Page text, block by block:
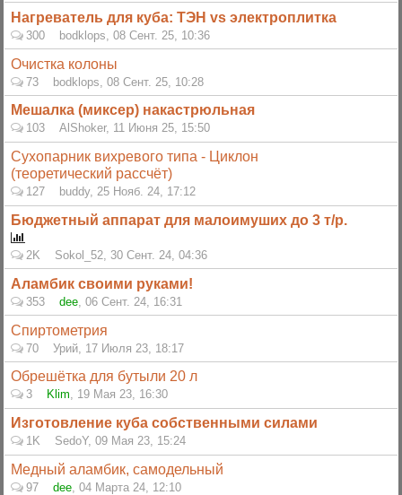
Нагреватель для куба: ТЭН vs электроплитка
300 bodklops 08 Сент. 25, 10:36
Очистка колоны
73 bodklops 08 Сент. 25, 10:28
Мешалка (миксер) накастрюльная
103 AlShoker, 11 Июня 25, 15:50
Сухопарник вихревого типа - Циклон
(теоретический рассчёт)
127 buddy, 25 Нояб. 24, 17:12
Бюджетный аппарат для малоимуших до 3 т/р.
2K Sokol_52, 30 Сент. 24, 04:36
Аламбик своими руками!
353 dee, 06 Сент. 24, 16:31
Спиртометрия
70 Урий, 17 Июля 23, 18:17
Обрешётка для бутыли 20 л
3 Klim, 19 Мая 23, 16:30
Изготовление куба собственными силами
1K SedoY, 09 Мая 23, 15:24
Медный аламбик, самодельный
97 dee, 04 Марта 24, 12:10